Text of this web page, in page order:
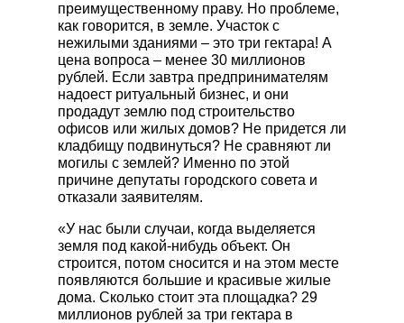
преимущественному праву. Но проблеме,
как говорится, в земле. Участок с
нежилыми зданиями – это три гектара! А
цена вопроса – менее 30 миллионов
рублей. Если завтра предпринимателям
надоест ритуальный бизнес, и они
продадут землю под строительство
офисов или жилых домов? Не придется ли
кладбищу подвинуться? Не сравняют ли
могилы с землей? Именно по этой
причине депутаты городского совета и
отказали заявителям.
«У нас были случаи, когда выделяется
земля под какой-нибудь объект. Он
строится, потом сносится и на этом месте
появляются большие и красивые жилые
дома. Сколько стоит эта площадка? 29
миллионов рублей за три гектара в